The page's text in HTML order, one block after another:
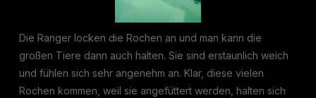
Die Ranger locken die Rochen an und man kann die
großen Tiere dann auch halten. Sie sind erstaunlich weich
und fühlen sich sehr angenehm an. Klar, diese vielen
Rochen kommen, weil sie angefüttert werden, halten sich